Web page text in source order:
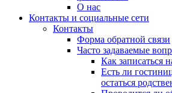
О нас
Контакты и социальные сети
Контакты
Форма обратной связи
Часто задаваемые
Как записаться
Есть ли
остаться